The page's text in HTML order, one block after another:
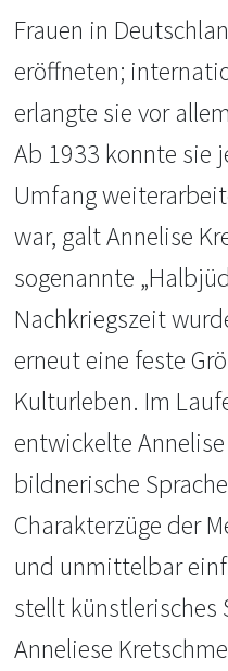
Frauen in
eröffneten;
erlangte sie vor
Ab 1933 konnte sie
Umfang
war, galt Annelise
sogenannte
Nachkriegszeit
erneut eine feste
Kulturleben. Im
entwickelte
bildnerische
Charakterzüge der
und unmittelbar
stellt künstlerisches
Anneliese